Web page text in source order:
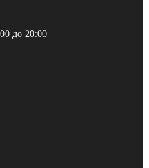
до 20:00